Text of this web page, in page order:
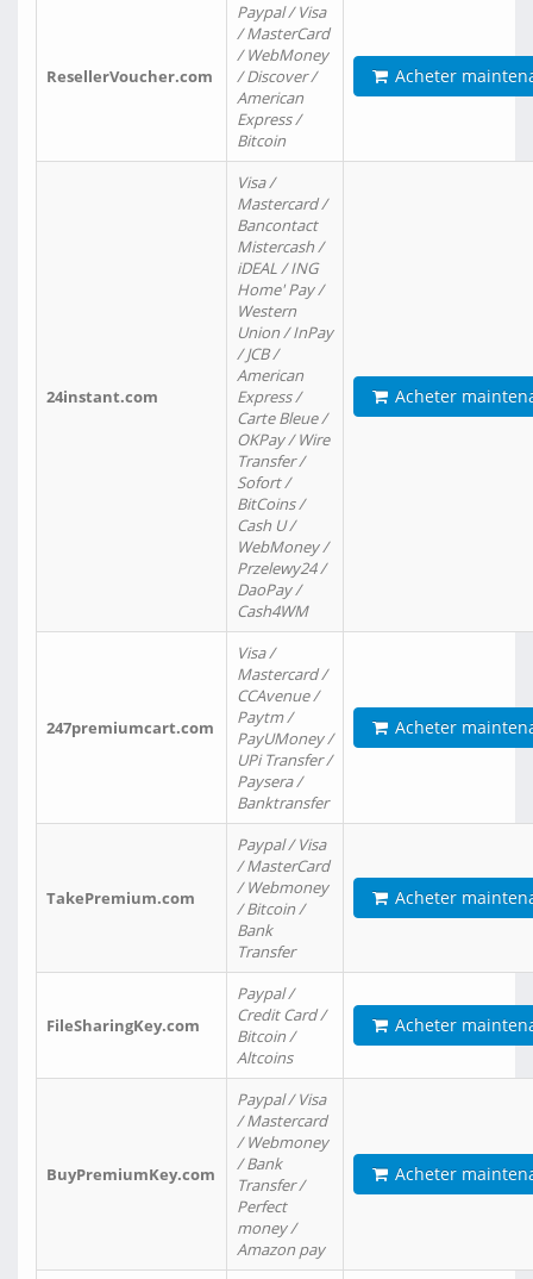
ResellerVoucher.com
Paypal / Visa
/ MasterCard
/ WebMoney
/ Discover /
American
Express /
Bitcoin
Acheter
24instant.com
Visa /
Mastercard /
Bancontact
Mistercash /
iDEAL / ING
Home' Pay /
Western
Union / InPay
/ JCB /
American
Express /
Carte Bleue /
OKPay / Wire
Transfer /
Sofort /
BitCoins /
Cash U /
WebMoney /
Przelewy24 /
DaoPay /
Cash4WM
Acheter
247premiumcart.com
Visa /
Mastercard /
CCAvenue /
Paytm /
PayUMoney /
UPi Transfer /
Paysera /
Banktransfer
Acheter
TakePremium.com
Paypal / Visa
/ MasterCard
/ Webmoney
/ Bitcoin /
Bank
Transfer
Acheter
FileSharingKey.com
Paypal /
Credit Card /
Bitcoin /
Altcoins
Acheter
BuyPremiumKey.com
Paypal / Visa
/ Mastercard
/ Webmoney
/ Bank
Transfer /
Perfect
money /
Amazon pay
Acheter